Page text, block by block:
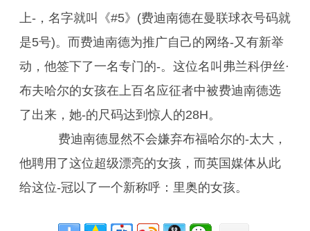
上-，名字就叫《#5》(费迪南德在曼联球衣号码就
是5号)。而费迪南德为推广自己的网络-又有新举
动，他签下了一名专门的-。这位名叫弗兰科伊丝·
布夫哈尔的女孩在上百名应征者中被费迪南德选
了出来，她-的尺码达到惊人的28H。
费迪南德显然不会嫌弃布福哈尔的-太大，
他聘用了这位超级漂亮的女孩，而英国媒体从此
给这位-冠以了一个新称呼：里奥的女孩。